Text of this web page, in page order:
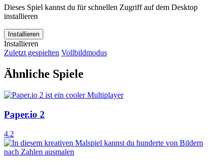
Dieses Spiel kannst du für schnellen Zugriff auf dem Desktop
installieren
Installieren
Installieren
Zuletzt gespielten Vollbildmodus
Ähnliche Spiele
Paper.io 2
4.2